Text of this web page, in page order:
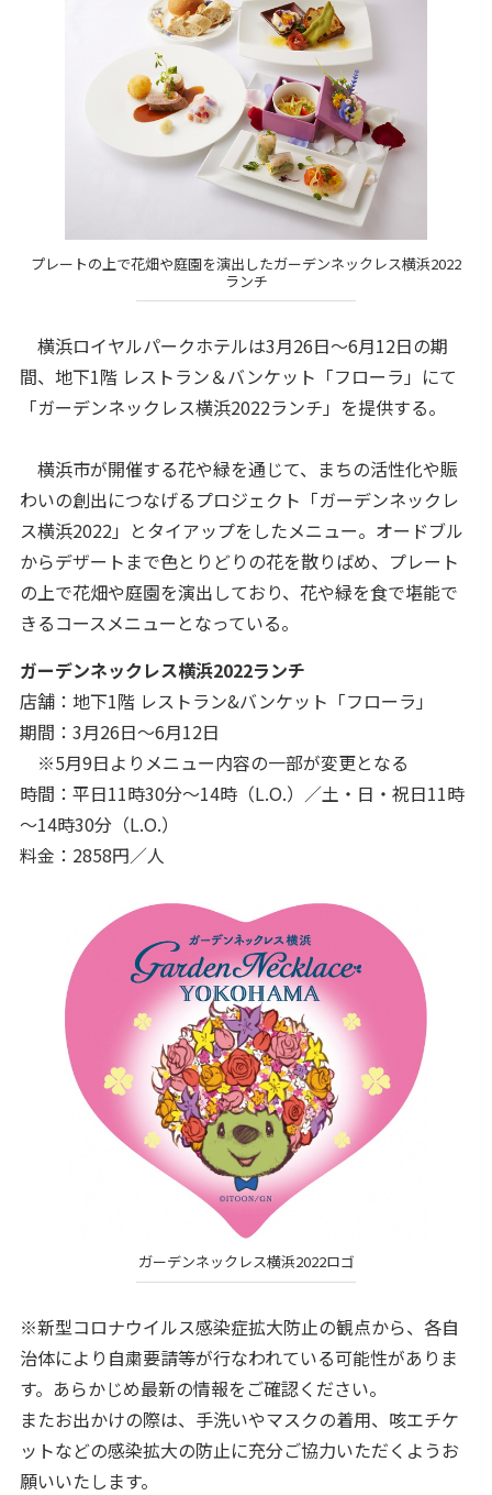
プレートの上で花畑や庭園を演出したガーデンネックレス横浜2022
ランチ
横浜ロイヤルパークホテルは3月26日～6月12日の期
間、地下1階 レストラン＆バンケット「フローラ」にて
「ガーデンネックレス横浜2022ランチ」を提供する。
横浜市が開催する花や緑を通じて、まちの活性化や賑
わいの創出につなげるプロジェクト「ガーデンネックレ
ス横浜2022」とタイアップをしたメニュー。オードブル
からデザートまで色とりどりの花を散りばめ、プレート
の上で花畑や庭園を演出しており、花や緑を食で堪能で
きるコースメニューとなっている。
ガーデンネックレス横浜2022ランチ
店舗：地下1階 レストラン&バンケット「フローラ」
期間：3月26日～6月12日
※5月9日よりメニュー内容の一部が変更となる
時間：平日11時30分～14時（L.O.）／土・日・祝日11時
～14時30分（L.O.）
料金：2858円／人
ガーデンネックレス横浜2022ロゴ
※新型コロナウイルス感染症拡大防止の観点から、各自
治体により自粛要請等が行なわれている可能性がありま
す。あらかじめ最新の情報をご確認ください。
またお出かけの際は、手洗いやマスクの着用、咳エチケ
ットなどの感染拡大の防止に充分ご協力いただくようお
願いいたします。